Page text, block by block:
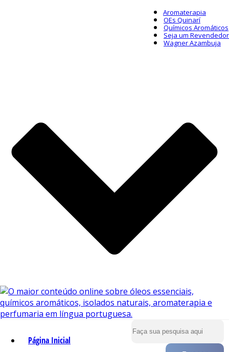
Aromaterapia
OEs Quinarí
Químicos Aromáticos
Seja um Revendedor
Wagner Azambuja
Página Inicial